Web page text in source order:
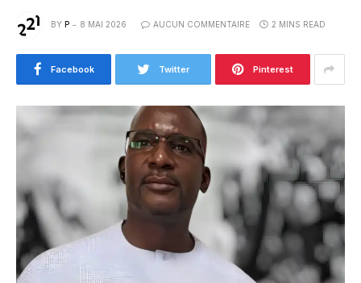
BY P 8 MAI 2026 AUCUN COMMENTAIRE 2 MINS READ
Facebook Twitter Pinterest